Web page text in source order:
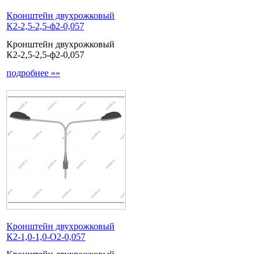
Кронштейн двухрожковый
К2-2,5-2,5-ф2-0,057
Кронштейн двухрожковый
К2-2,5-2,5-ф2-0,057
подробнее »»
Кронштейн двухрожковый
К2-1,0-1,0-О2-0,057